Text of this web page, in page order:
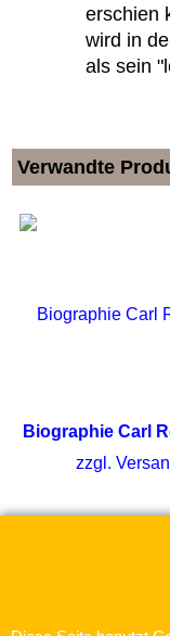
erschien
wird in
als sein
Verwandte
Biographie Carl
zzgl.